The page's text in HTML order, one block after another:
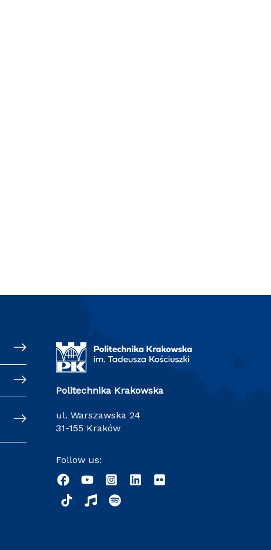
Politechnika Krakowska
ul. Warszawska 24
31-155 Kraków
Follow us: